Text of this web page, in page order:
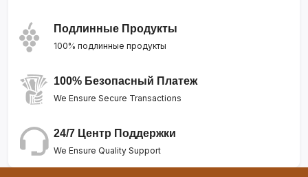
Подлинные Продукты
100% подлинные продукты
100% Безопасный Платеж
We Ensure Secure Transactions
24/7 Центр Поддержки
We Ensure Quality Support